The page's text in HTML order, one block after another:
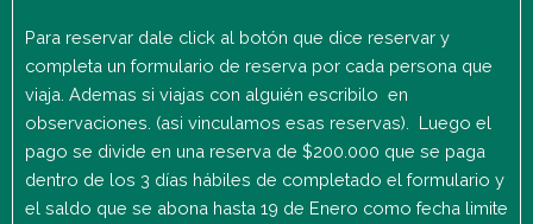
Para reservar dale click al botón que dice reservar y
completa un formulario de reserva por cada persona que
viaja. Ademas si viajas con alguién escribilo en
observaciones. (asi vinculamos esas reservas). Luego el
pago se divide en una reserva de $200.000 que se paga
dentro de los 3 días hábiles de completado el formulario y
el saldo que se abona hasta 19 de Enero como fecha limite